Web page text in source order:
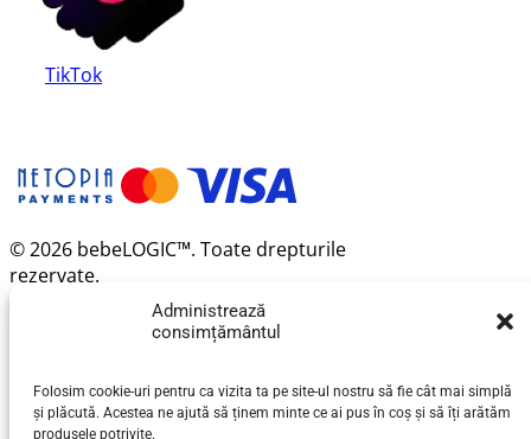
Administrează
consimțământul
Folosim cookie-uri pentru ca vizita ta pe site-ul nostru să fie cât mai simplă
și plăcută. Acestea ne ajută să ținem minte ce ai pus în coș și să îți arătăm
produsele potrivite.
TikTok
© 2026 bebeLOGIC™. Toate drepturile
rezervate.